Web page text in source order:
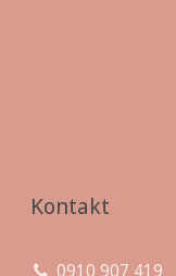
Kontakt
0910 907 419